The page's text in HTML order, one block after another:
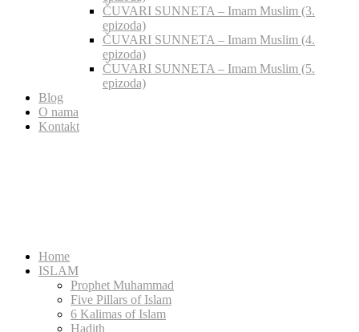
ČUVARI SUNNETA – Imam Muslim (3.
epizoda)
ČUVARI SUNNETA – Imam Muslim (4.
epizoda)
ČUVARI SUNNETA – Imam Muslim (5.
epizoda)
Blog
O nama
Kontakt
Home
ISLAM
Prophet Muhammad
Five Pillars of Islam
6 Kalimas of Islam
Hadith